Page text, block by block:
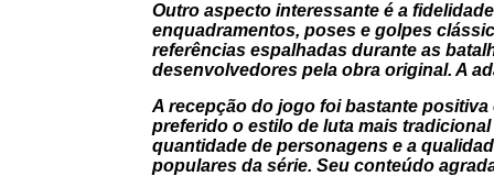
Outro aspecto interessante é a
enquadramentos, poses e golpes
referências espalhadas durante as
desenvolvedores pela obra original. A
A recepção do jogo foi bastante
preferido o estilo de luta mais
quantidade de personagens e a
populares da série. Seu conteúdo